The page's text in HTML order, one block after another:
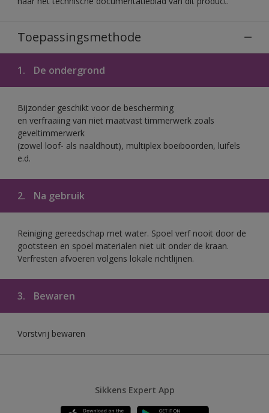
Toepassingsmethode
1. De ondergrond
Bijzonder geschikt voor de bescherming
en verfraaiing van niet maatvast timmerwerk zoals
geveltimmerwerk
(zowel loof- als naaldhout), multiplex boeiboorden, luifels
e.d.
2. Na gebruik
Reiniging gereedschap met water. Spoel verf nooit door de
gootsteen en spoel materialen niet uit onder de kraan.
Verfresten afvoeren volgens lokale richtlijnen.
3. Bewaren
Vorstvrij bewaren
Sikkens Expert App